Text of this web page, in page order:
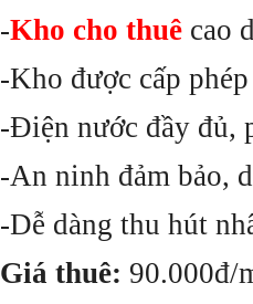
-Kho cho thuê cao
-Kho được cấp
-Điện nước đầy đủ,
-An ninh đảm bảo,
-Dễ dàng thu hút
Giá thuê: 90.000đ/